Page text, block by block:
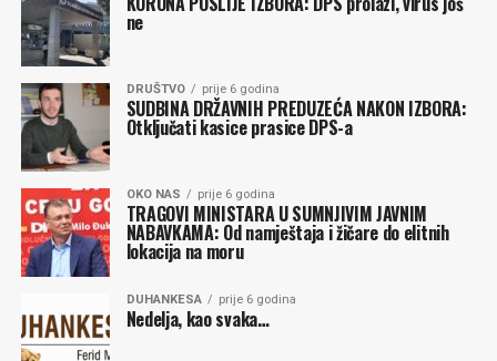
ne
DRUŠTVO prije 6 godina
SUDBINA DRŽAVNIH PREDUZEĆA NAKON IZBORA:
Otključati kasice prasice DPS-a
OKO NAS prije 6 godina
TRAGOVI MINISTARA U SUMNJIVIM JAVNIM
NABAVKAMA: Od namještaja i žičare do elitnih
lokacija na moru
DUHANKESA prije 6 godina
Nedelja, kao svaka…